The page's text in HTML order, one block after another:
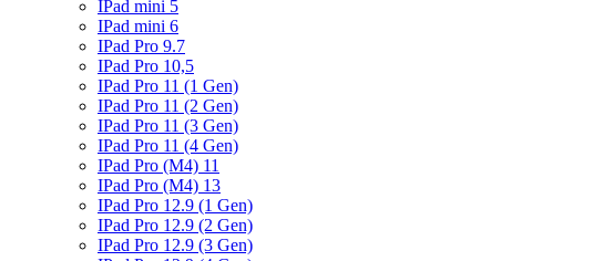
IPad mini 5
IPad mini 6
IPad Pro 9.7
IPad Pro 10,5
IPad Pro 11 (1 Gen)
IPad Pro 11 (2 Gen)
IPad Pro 11 (3 Gen)
IPad Pro 11 (4 Gen)
IPad Pro (M4) 11
IPad Pro (M4) 13
IPad Pro 12.9 (1 Gen)
IPad Pro 12.9 (2 Gen)
IPad Pro 12.9 (3 Gen)